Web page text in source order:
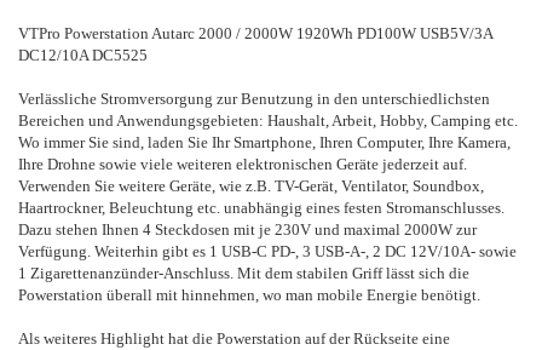
VTPro Powerstation Autarc 2000 / 2000W 1920Wh PD100W USB5V/3A
DC12/10A DC5525
Verlässliche Stromversorgung zur Benutzung in den unterschiedlichsten
Bereichen und Anwendungsgebieten: Haushalt, Arbeit, Hobby, Camping etc.
Wo immer Sie sind, laden Sie Ihr Smartphone, Ihren Computer, Ihre Kamera,
Ihre Drohne sowie viele weiteren elektronischen Geräte jederzeit auf.
Verwenden Sie weitere Geräte, wie z.B. TV-Gerät, Ventilator, Soundbox,
Haartrockner, Beleuchtung etc. unabhängig eines festen Stromanschlusses.
Dazu stehen Ihnen 4 Steckdosen mit je 230V und maximal 2000W zur
Verfügung. Weiterhin gibt es 1 USB-C PD-, 3 USB-A-, 2 DC 12V/10A- sowie
1 Zigarettenanzünder-Anschluss. Mit dem stabilen Griff lässt sich die
Powerstation überall mit hinnehmen, wo man mobile Energie benötigt.
Als weiteres Highlight hat die Powerstation auf der Rückseite eine